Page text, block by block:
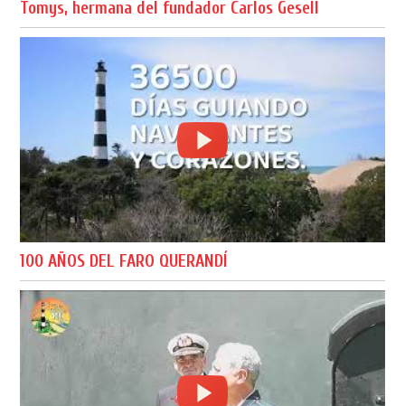
Tomys, hermana del fundador Carlos Gesell
100 AÑOS DEL FARO QUERANDÍ